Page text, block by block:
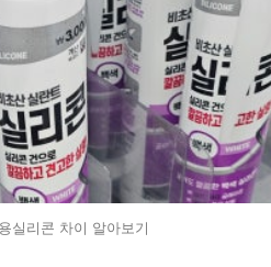
실리콘 차이 알아보기